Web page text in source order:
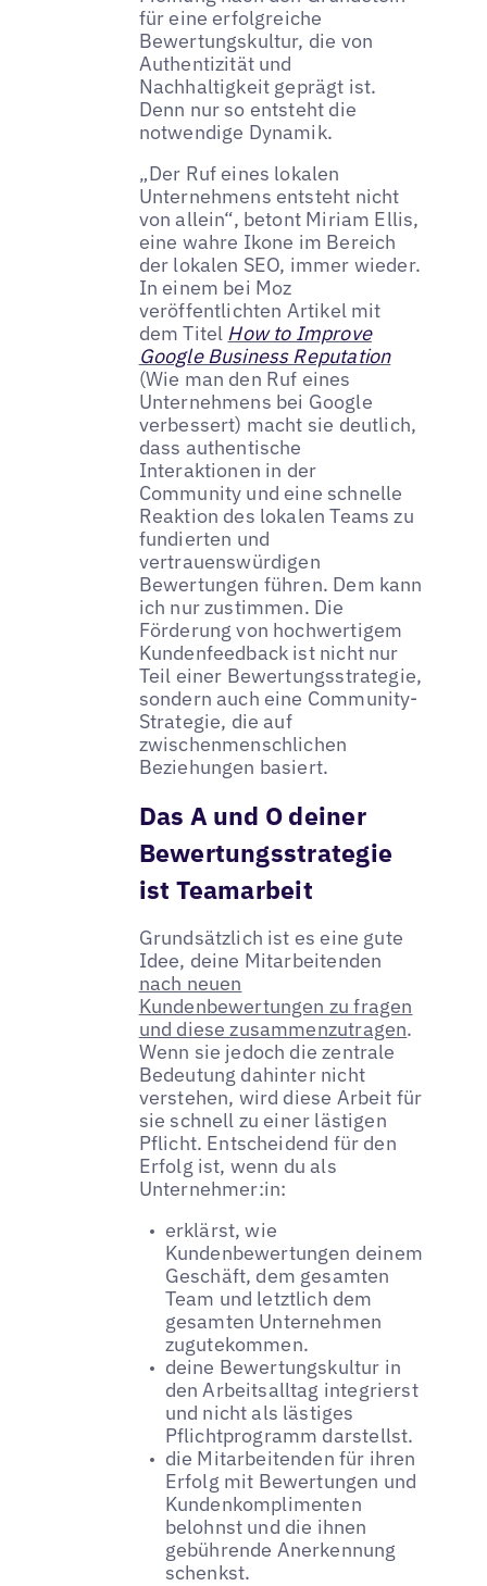
für eine erfolgreiche
Bewertungskultur, die von
Authentizität und
Nachhaltigkeit geprägt ist.
Denn nur so entsteht die
notwendige Dynamik.
„Der Ruf eines lokalen
Unternehmens entsteht nicht
von allein“, betont Miriam Ellis,
eine wahre Ikone im Bereich
der lokalen SEO, immer wieder.
In einem bei Moz
veröffentlichten Artikel mit
dem Titel How to Improve
Google Business Reputation
(Wie man den Ruf eines
Unternehmens bei Google
verbessert) macht sie deutlich,
dass authentische
Interaktionen in der
Community und eine schnelle
Reaktion des lokalen Teams zu
fundierten und
vertrauenswürdigen
Bewertungen führen. Dem kann
ich nur zustimmen. Die
Förderung von hochwertigem
Kundenfeedback ist nicht nur
Teil einer Bewertungsstrategie,
sondern auch eine Community-
Strategie, die auf
zwischenmenschlichen
Beziehungen basiert.
Das A und O deiner
Bewertungsstrategie
ist Teamarbeit
Grundsätzlich ist es eine gute
Idee, deine Mitarbeitenden
nach neuen
Kundenbewertungen zu fragen
und diese zusammenzutragen.
Wenn sie jedoch die zentrale
Bedeutung dahinter nicht
verstehen, wird diese Arbeit für
sie schnell zu einer lästigen
Pflicht. Entscheidend für den
Erfolg ist, wenn du als
Unternehmer:in:
erklärst, wie
Kundenbewertungen deinem
Geschäft, dem gesamten
Team und letztlich dem
gesamten Unternehmen
zugutekommen.
deine Bewertungskultur in
den Arbeitsalltag integrierst
und nicht als lästiges
Pflichtprogramm darstellst.
die Mitarbeitenden für ihren
Erfolg mit Bewertungen und
Kundenkomplimenten
belohnst und die ihnen
gebührende Anerkennung
schenkst.